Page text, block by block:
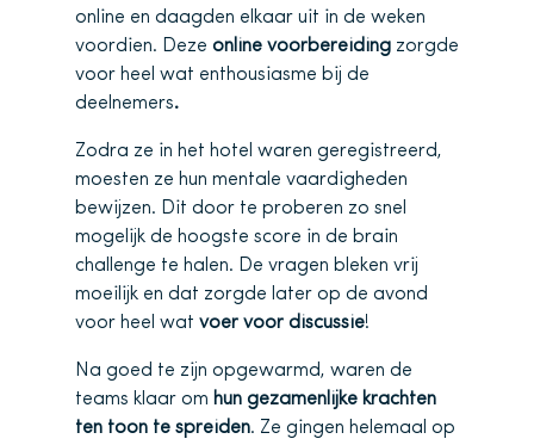
online en daagden elkaar uit in de weken
voordien. Deze online voorbereiding zorgde
voor heel wat enthousiasme bij de
deelnemers.
Zodra ze in het hotel waren geregistreerd,
moesten ze hun mentale vaardigheden
bewijzen. Dit door te proberen zo snel
mogelijk de hoogste score in de brain
challenge te halen. De vragen bleken vrij
moeilijk en dat zorgde later op de avond
voor heel wat voer voor discussie!
Na goed te zijn opgewarmd, waren de
teams klaar om hun gezamenlijke krachten
ten toon te spreiden. Ze gingen helemaal op